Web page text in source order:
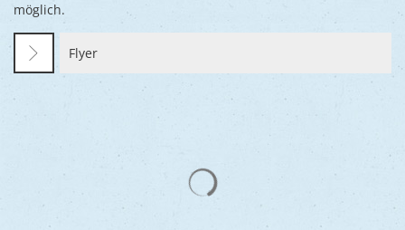
möglich.
Flyer
Suchergebnisse werden